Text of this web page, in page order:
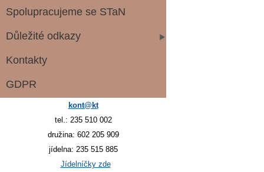
Spolupracujeme se STaN
Důležité odkazy
Kontakty
GDPR
kont@kt
tel.: 235 510 002
družina: 602 205 909
jídelna: 235 515 885
Jídelníčky zde